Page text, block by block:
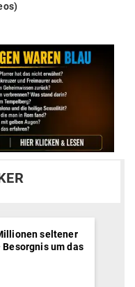
seltener
um das